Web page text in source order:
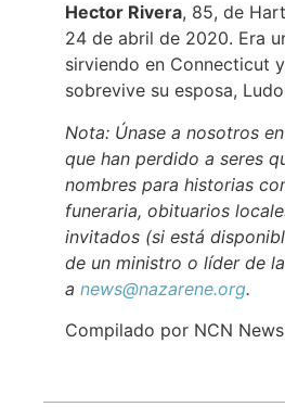
Hector Rivera, 85, de
24 de abril de 2020. Era
sirviendo en Connecticut
sobrevive su esposa,
Nota: Únase a nosotros
que han perdido a seres
nombres para historias
funeraria, obituarios
invitados (si está
de un ministro o líder de
a news@nazarene.org.
Compilado por NCN News